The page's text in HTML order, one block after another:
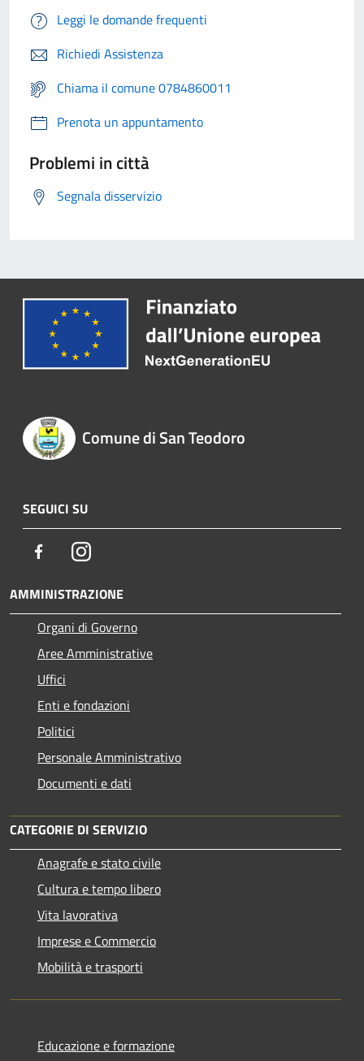
Leggi le domande frequenti
Richiedi Assistenza
Chiama il comune 0784860011
Prenota un appuntamento
Problemi in città
Segnala disservizio
Comune di San Teodoro
SEGUICI SU
FacebookInstagram
AMMINISTRAZIONE
Organi di Governo
Aree Amministrative
Uffici
Enti e fondazioni
Politici
Personale Amministrativo
Documenti e dati
CATEGORIE DI SERVIZIO
Anagrafe e stato civile
Cultura e tempo libero
Vita lavorativa
Imprese e Commercio
Mobilità e trasporti
Educazione e formazione